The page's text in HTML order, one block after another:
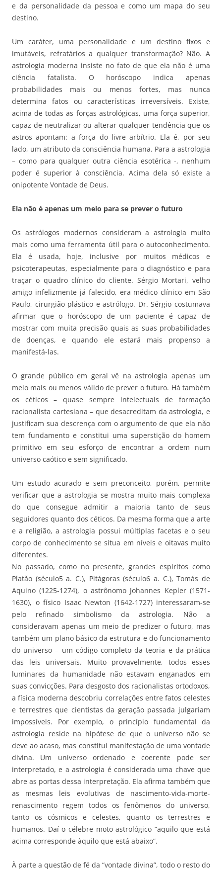
e da personalidade da pessoa e como um mapa do seu
destino.
Um caráter, uma personalidade e um destino fixos e
imutáveis, refratários a qualquer transformação? Não. A
astrologia moderna insiste no fato de que ela não é uma
ciência fatalista. O horóscopo indica apenas
probabilidades mais ou menos fortes, mas nunca
determina fatos ou características irreversíveis. Existe,
acima de todas as forças astrológicas, uma força superior,
capaz de neutralizar ou alterar qualquer tendência que os
astros apontam: a força do livre arbítrio. Ela é, por seu
lado, um atributo da consciência humana. Para a astrologia
– como para qualquer outra ciência esotérica -, nenhum
poder é superior à consciência. Acima dela só existe a
onipotente Vontade de Deus.
Ela não é apenas um meio para se prever o futuro
Os astrólogos modernos consideram a astrologia muito
mais como uma ferramenta útil para o autoconhecimento.
Ela é usada, hoje, inclusive por muitos médicos e
psicoterapeutas, especialmente para o diagnóstico e para
traçar o quadro clínico do cliente. Sérgio Mortari, velho
amigo infelizmente já falecido, era médico clínico em São
Paulo, cirurgião plástico e astrólogo. Dr. Sérgio costumava
afirmar que o horóscopo de um paciente é capaz de
mostrar com muita precisão quais as suas probabilidades
de doenças, e quando ele estará mais propenso a
manifestá-las.
O grande público em geral vê na astrologia apenas um
meio mais ou menos válido de prever o futuro. Há também
os céticos – quase sempre intelectuais de formação
racionalista cartesiana – que desacreditam da astrologia, e
justificam sua descrença com o argumento de que ela não
tem fundamento e constitui uma superstição do homem
primitivo em seu esforço de encontrar a ordem num
universo caótico e sem significado.
Um estudo acurado e sem preconceito, porém, permite
verificar que a astrologia se mostra muito mais complexa
do que consegue admitir a maioria tanto de seus
seguidores quanto dos céticos. Da mesma forma que a arte
e a religião, a astrologia possui múltiplas facetas e o seu
corpo de conhecimento se situa em níveis e oitavas muito
diferentes.
No passado, como no presente, grandes espíritos como
Platão (século5 a. C.), Pitágoras (século6 a. C.), Tomás de
Aquino (1225-1274), o astrônomo Johannes Kepler (1571-
1630), o físico Isaac Newton (1642-1727) interessaram-se
pelo refinado simbolismo da astrologia. Não a
consideravam apenas um meio de predizer o futuro, mas
também um plano básico da estrutura e do funcionamento
do universo – um código completo da teoria e da prática
das leis universais. Muito provavelmente, todos esses
luminares da humanidade não estavam enganados em
suas convicções. Para desgosto dos racionalistas ortodoxos,
a física moderna descobriu correlações entre fatos celestes
e terrestres que cientistas da geração passada julgariam
impossíveis. Por exemplo, o princípio fundamental da
astrologia reside na hipótese de que o universo não se
deve ao acaso, mas constitui manifestação de uma vontade
divina. Um universo ordenado e coerente pode ser
interpretado, e a astrologia é considerada uma chave que
abre as portas dessa interpretação. Ela afirma também que
as mesmas leis evolutivas de nascimento-vida-morte-
renascimento regem todos os fenômenos do universo,
tanto os cósmicos e celestes, quanto os terrestres e
humanos. Daí o célebre moto astrológico “aquilo que está
acima corresponde àquilo que está abaixo”.
À parte a questão de fé da “vontade divina”, todo o resto do